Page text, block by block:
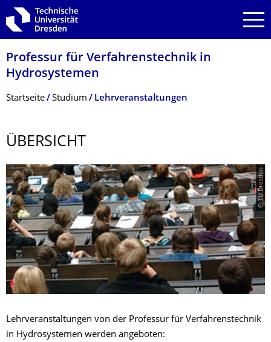
Zur Hauptnavigation springen
Zur Suche springen
Zum Inhalt springen
Professur für Verfahrenstechnik in
Hydrosystemen
Breadcrumb-Menü
Startseite Studium Lehrveranstaltungen
ÜBERSICHT
© TU Dresden
Lehrveranstaltungen von der Professur für Verfahrenstechnik
in Hydrosystemen werden angeboten: